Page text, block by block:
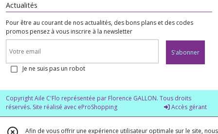
Actualités
Pour être au courant de nos actualités, des bons plans et des codes
promos pensez à vous inscrire à la newsletter
S'abonner
Je ne suis pas un robot
Copyright Aile C'Flo représentée par Florence GALLON. Tous droits
réservés. Site réalisé avec eProShopping Accès gérant
Afin de vous offrir une expérience utilisateur optimale sur le site, nous